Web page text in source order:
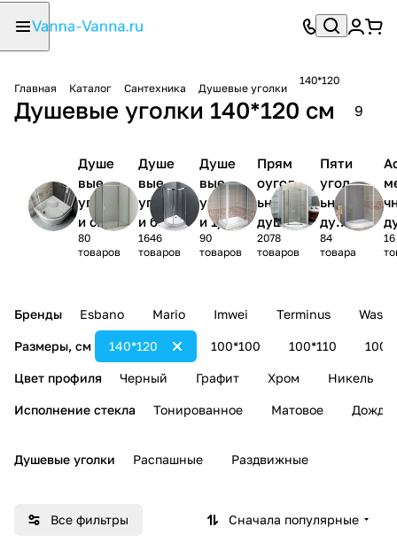
Главная Каталог Сантехника Душевые уголки
140*120
Душевые уголки 140*120 см 9
Душе
вые
уголк
и с
поддо
ном
80
товаров
Душе
вые
уголк
и без
поддо
на
1646
товаров
Душе
вые
уголк
и 1/4
круга
90
товаров
Прям
оугол
ьные
душев
ые
уголк
2078
товаров
Пяти
угол
ьные
душе
вые
угол
84
товара
16
Бренды Esbano Mario Imwei Terminus
Размеры, см 100*100 100*110
140*120
Цвет профиля Черный Графит Хром Никель
Исполнение стекла Тонированное Матовое Дождь
Душевые уголки Распашные Раздвижные
Все фильтры Сначала популярные